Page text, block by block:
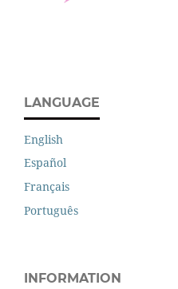
LANGUAGE
English
Español
Français
Português
INFORMATION